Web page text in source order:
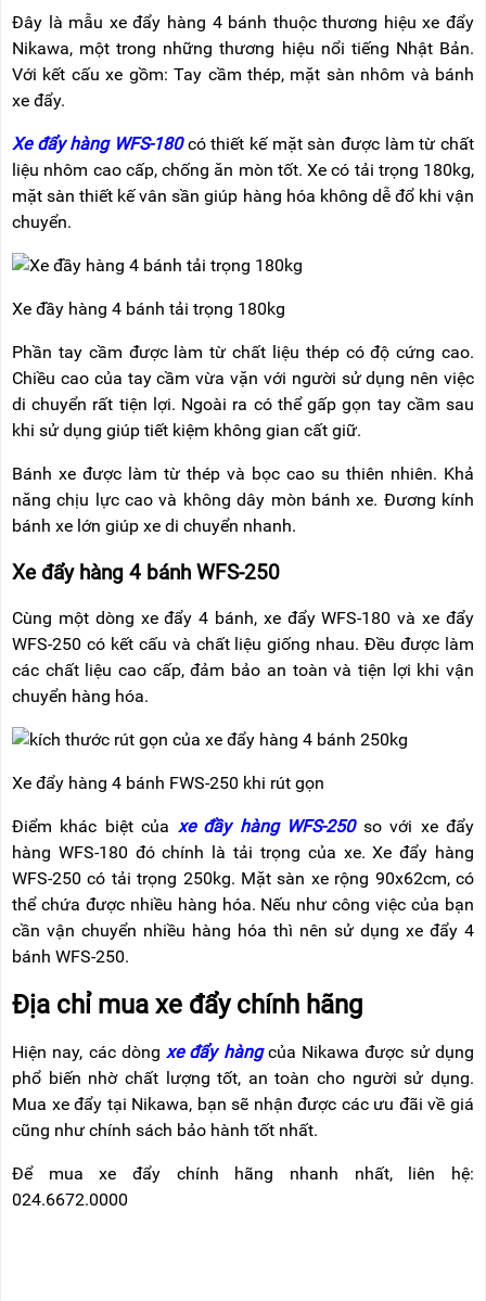
Đây là mẫu xe đẩy hàng 4 bánh thuộc thương hiệu xe đẩy
Nikawa, một trong những thương hiệu nổi tiếng Nhật Bản.
Với kết cấu xe gồm: Tay cầm thép, mặt sàn nhôm và bánh
xe đẩy.
Xe đẩy hàng WFS-180có thiết kế mặt sàn được làm từ chất
liệu nhôm cao cấp, chống ăn mòn tốt. Xe có tải trọng 180kg,
mặt sàn thiết kế vân sần giúp hàng hóa không dễ đổ khi vận
chuyển.
Xe đầy hàng 4 bánh tải trọng 180kg
Phần tay cầm được làm từ chất liệu thép có độ cứng cao.
Chiều cao của tay cầm vừa vặn với người sử dụng nên việc
di chuyển rất tiện lợi. Ngoài ra có thể gấp gọn tay cầm sau
khi sử dụng giúp tiết kiệm không gian cất giữ.
Bánh xe được làm từ thép và bọc cao su thiên nhiên. Khả
năng chịu lực cao và không dây mòn bánh xe. Đương kính
bánh xe lớn giúp xe di chuyển nhanh.
Xe đẩy hàng 4 bánh WFS-250
Cùng một dòng xe đẩy 4 bánh, xe đẩy WFS-180 và xe đẩy
WFS-250 có kết cấu và chất liệu giống nhau. Đều được làm
các chất liệu cao cấp, đảm bảo an toàn và tiện lợi khi vận
chuyển hàng hóa.
Xe đẩy hàng 4 bánh FWS-250 khi rút gọn
Điểm khác biệt của xe đầy hàng WFS-250so với xe đẩy
hàng WFS-180 đó chính là tải trọng của xe. Xe đẩy hàng
WFS-250 có tải trọng 250kg. Mặt sàn xe rộng 90x62cm, có
thể chứa được nhiều hàng hóa. Nếu như công việc của bạn
cần vận chuyển nhiều hàng hóa thì nên sử dụng xe đẩy 4
bánh WFS-250.
Địa chỉ mua xe đẩy chính hãng
Hiện nay, các dòngxe đẩy hàngcủa Nikawa được sử dụng
phổ biến nhờ chất lượng tốt, an toàn cho người sử dụng.
Mua xe đẩy tại Nikawa, bạn sẽ nhận được các ưu đãi về giá
cũng như chính sách bảo hành tốt nhất.
Để mua xe đẩy chính hãng nhanh nhất, liên hệ:
024.6672.0000